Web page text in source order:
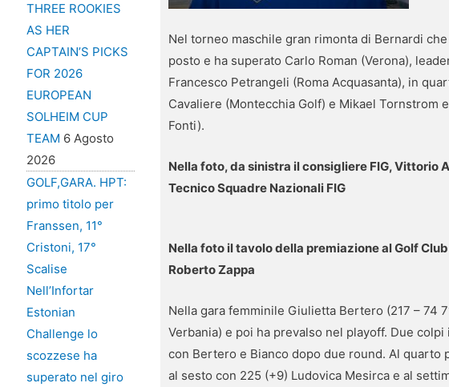
THREE ROOKIES
AS HER
CAPTAIN’S PICKS
FOR 2026
EUROPEAN
SOLHEIM CUP
TEAM 6 Agosto
2026
GOLF,GARA. HPT:
primo titolo per
Franssen, 11°
Cristoni, 17°
Scalise
Nell’Infortar
Estonian
Challenge lo
scozzese ha
superato nel giro
Nel torneo maschile gran rimonta di Bernardi
posto e ha superato Carlo Roman (Verona),
Francesco Petrangeli (Roma Acquasanta), in
Cavaliere (Montecchia Golf) e Mikael Tornstrom
Fonti).
Nella foto, da sinistra il consigliere FIG, Vittorio
Tecnico Squadre Nazionali FIG
Nella foto il tavolo della premiazione al Golf
Roberto Zappa
Nella gara femminile Giulietta Bertero (217 – 74
Verbania) e poi ha prevalso nel playoff. Due
con Bertero e Bianco dopo due round. Al quarto
al sesto con 225 (+9) Ludovica Mesirca e al